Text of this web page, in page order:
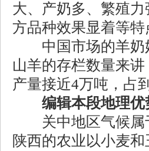
大、产奶多、繁殖
方品种效果显着等特
中国市场的羊奶
山羊的存栏数量来
产量接近4万吨，占
编辑本段地理优
关中地区气候属
陕西的农业以小麦